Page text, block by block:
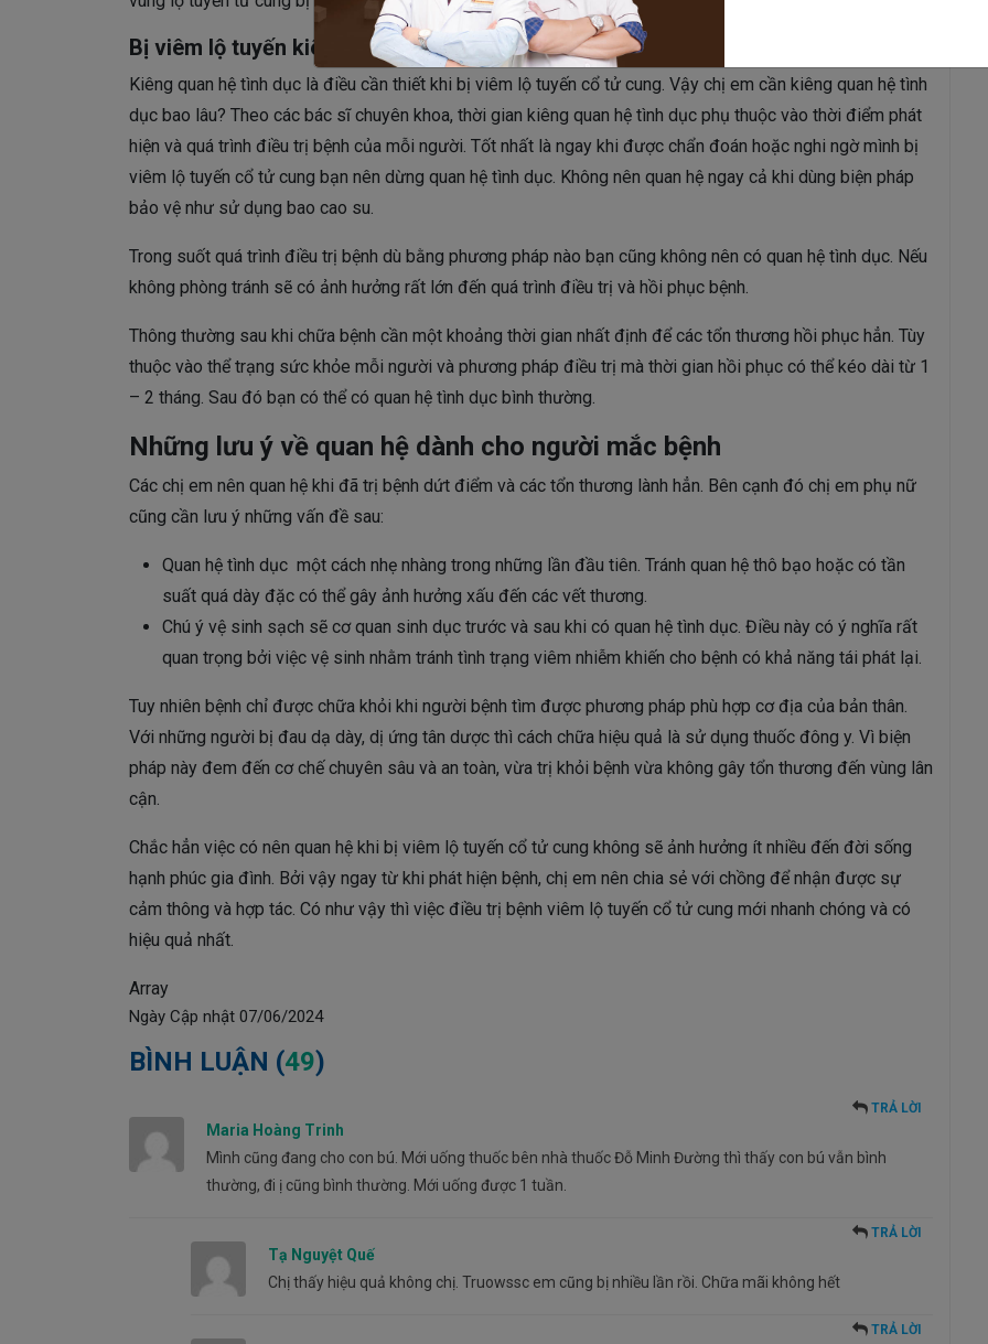
Bị viêm lộ tuyến kiêng quan hệ trong bao lâu?
Kiêng quan hệ tình dục là điều cần thiết khi bị viêm lộ tuyến cổ tử cung. Vậy chị em cần kiêng quan hệ tình
dục bao lâu? Theo các bác sĩ chuyên khoa, thời gian kiêng quan hệ tình dục phụ thuộc vào thời điểm phát
hiện và quá trình điều trị bệnh của mỗi người. Tốt nhất là ngay khi được chẩn đoán hoặc nghi ngờ mình bị
viêm lộ tuyến cổ tử cung bạn nên dừng quan hệ tình dục. Không nên quan hệ ngay cả khi dùng biện pháp
bảo vệ như sử dụng bao cao su.
Trong suốt quá trình điều trị bệnh dù bằng phương pháp nào bạn cũng không nên có quan hệ tình dục. Nếu
không phòng tránh sẽ có ảnh hưởng rất lớn đến quá trình điều trị và hồi phục bệnh.
Thông thường sau khi chữa bệnh cần một khoảng thời gian nhất định để các tổn thương hồi phục hẳn. Tùy
thuộc vào thể trạng sức khỏe mỗi người và phương pháp điều trị mà thời gian hồi phục có thể kéo dài từ 1
– 2 tháng. Sau đó bạn có thể có quan hệ tình dục bình thường.
Những lưu ý về quan hệ dành cho người mắc bệnh
Các chị em nên quan hệ khi đã trị bệnh dứt điểm và các tổn thương lành hẳn. Bên cạnh đó chị em phụ nữ
cũng cần lưu ý những vấn đề sau:
Quan hệ tình dục một cách nhẹ nhàng trong những lần đầu tiên. Tránh quan hệ thô bạo hoặc có tần
suất quá dày đặc có thể gây ảnh hưởng xấu đến các vết thương.
Chú ý vệ sinh sạch sẽ cơ quan sinh dục trước và sau khi có quan hệ tình dục. Điều này có ý nghĩa rất
quan trọng bởi việc vệ sinh nhằm tránh tình trạng viêm nhiễm khiến cho bệnh có khả năng tái phát lại.
Tuy nhiên bệnh chỉ được chữa khỏi khi người bệnh tìm được phương pháp phù hợp cơ địa của bản thân.
Với những người bị đau dạ dày, dị ứng tân dược thì cách chữa hiệu quả là sử dụng thuốc đông y. Vì biện
pháp này đem đến cơ chế chuyên sâu và an toàn, vừa trị khỏi bệnh vừa không gây tổn thương đến vùng lân
cận.
Chắc hẳn việc có nên quan hệ khi bị viêm lộ tuyến cổ tử cung không sẽ ảnh hưởng ít nhiều đến đời sống
hạnh phúc gia đình. Bởi vậy ngay từ khi phát hiện bệnh, chị em nên chia sẻ với chồng để nhận được sự
cảm thông và hợp tác. Có như vậy thì việc điều trị bệnh viêm lộ tuyến cổ tử cung mới nhanh chóng và có
hiệu quả nhất.
Array
Ngày Cập nhật 07/06/2024
BÌNH LUẬN (49)
Maria Hoàng Trinh
TRẢ LỜI
Mình cũng đang cho con bú. Mới uống thuốc bên nhà thuốc Đỗ Minh Đường thì thấy con bú vẫn bình
thường, đi ị cũng bình thường. Mới uống được 1 tuần.
Tạ Nguyệt Quế
TRẢ LỜI
Chị thấy hiệu quả không chị. Truowssc em cũng bị nhiều lần rồi. Chữa mãi không hết
TRẢ LỜI